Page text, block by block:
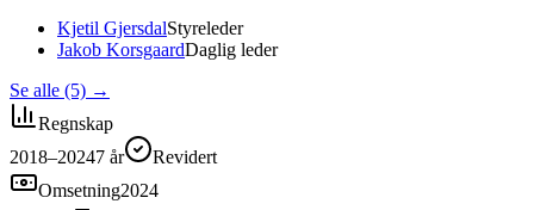
Kjetil GjersdalStyreleder
Jakob KorsgaardDaglig leder
Se alle (5) →
Regnskap
2018–20247 år
Revidert
Omsetning2024